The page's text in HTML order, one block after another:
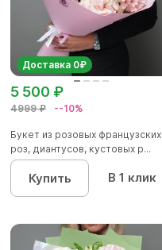
Доставка 0₽
4999 ₽ --10%
5 500 ₽
Букет из розовых французских
роз, диантусов, кустовых р...
Купить В 1 клик